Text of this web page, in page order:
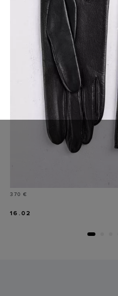
Prix
370 €
16.02